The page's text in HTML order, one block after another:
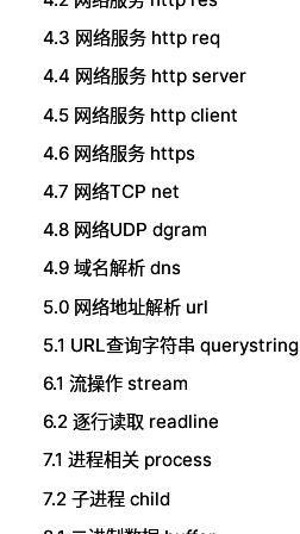
4.3 网络服务 http req
4.4 网络服务 http server
4.5 网络服务 http client
4.6 网络服务 https
4.7 网络TCP net
4.8 网络UDP dgram
4.9 域名解析 dns
5.0 网络地址解析 url
5.1 URL查询字符串 querystring
6.1 流操作 stream
6.2 逐行读取 readline
7.1 进程相关 process
7.2 子进程 child
4.3 网络服务 http req
4.4 网络服务 http server
4.5 网络服务 http client
4.6 网络服务 https
4.7 网络TCP net
4.8 网络UDP dgram
4.9 域名解析 dns
5.0 网络地址解析 url
5.1 URL查询字符串 querystring
6.1 流操作 stream
6.2 逐行读取 readline
7.1 进程相关 process
7.2 子进程 child